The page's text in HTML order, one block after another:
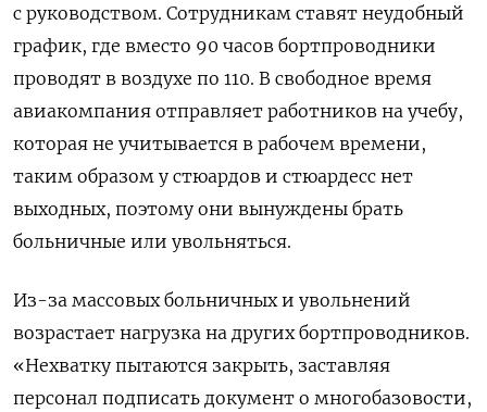
с руководством. Сотрудникам ставят неудобный
график, где вместо 90 часов бортпроводники
проводят в воздухе по 110. В свободное время
авиакомпания отправляет работников на учебу,
которая не учитывается в рабочем времени,
таким образом у стюардов и стюардесс нет
выходных, поэтому они вынуждены брать
больничные или увольняться.
Из-за массовых больничных и увольнений
возрастает нагрузка на других бортпроводников.
«Нехватку пытаются закрыть, заставляя
персонал подписать документ о многобазовости,